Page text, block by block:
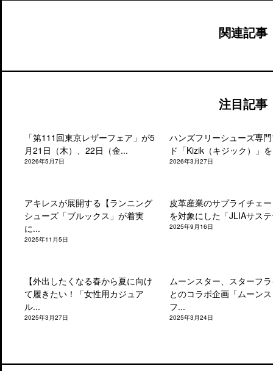
関連記事
注目記事
「第111回東京レザーフェア」が5
月21日（木）、22日（金...
2026年5月7日
ハンズフリーシューズ専
ド「Kizik（キジック）」
2026年3月27日
アキレスが展開する【ランニング
シューズ「ブルックス」が着実
に...
2025年11月5日
皮革産業のサプライチェ
を対象にした「JLIAサス
2025年9月16日
【外出したくなる春から夏に向け
て履きたい！「女性用カジュア
ル...
2025年3月27日
ムーンスター、スターフ
とのコラボ企画「ムーン
フ...
2025年3月24日